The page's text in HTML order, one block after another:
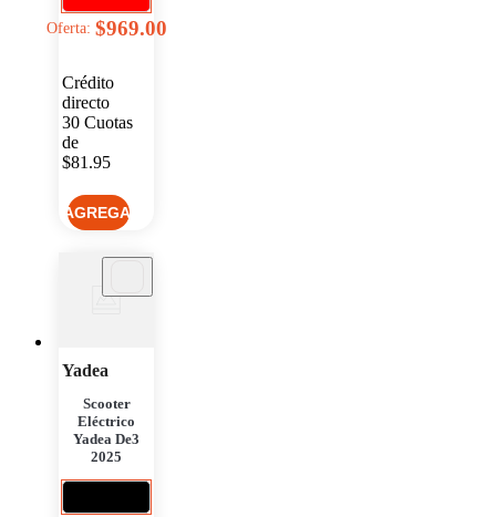
Oferta: $969.00
Crédito
directo
30 Cuotas
de
$81.95
Yadea
Scooter
Eléctrico
Yadea De3
2025